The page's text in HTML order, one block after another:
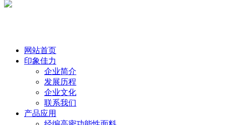
网站首页
印象佳力
企业简介
发展历程
企业文化
联系我们
产品应用